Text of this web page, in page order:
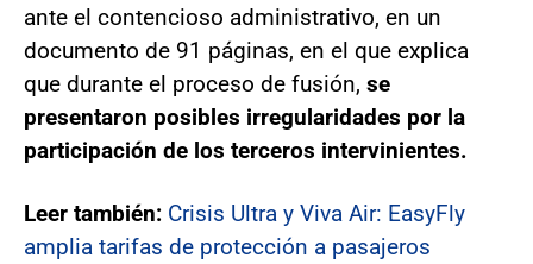
ante el contencioso administrativo, en un
documento de 91 páginas, en el que explica
que durante el proceso de fusión, se
presentaron posibles irregularidades por la
participación de los terceros intervinientes.
Leer también: Crisis Ultra y Viva Air: EasyFly
amplia tarifas de protección a pasajeros